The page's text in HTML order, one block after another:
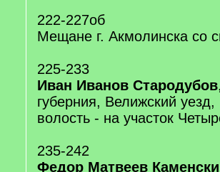
222-227об
Мещане г. Акмолинска со
225-233
Иван Иванов Стародубов
губерния, Велижский
волость - на участок
235-242
Федор Матвеев